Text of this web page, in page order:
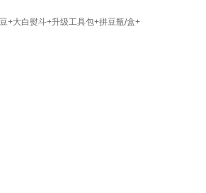
+大白熨斗+升级工具包+拼豆瓶/盒+